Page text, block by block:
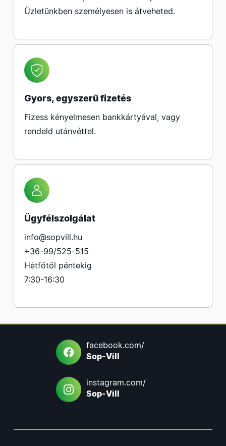
Üzletünkben személyesen is átveheted.
Gyors, egyszerű fizetés
Fizess kényelmesen bankkártyával, vagy
rendeld utánvéttel.
Ügyfélszolgálat
info@sopvill.hu
+36-99/525-515
Hétfőtől péntekig
7:30-16:30
facebook.com/
Sop-Vill
instagram.com/
Sop-Vill